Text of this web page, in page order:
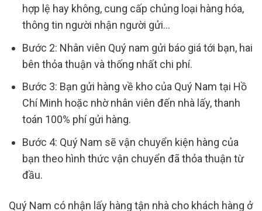
hợp lệ hay không, cung cấp chủng loại hàng hóa,
thông tin người nhận người gửi…
Bước 2: Nhân viên Quý nam gửi báo giá tới bạn, hai
bên thỏa thuận và thống nhất chi phí.
Bước 3: Bạn gửi hàng về kho của Quý Nam tại Hồ
Chí Minh hoặc nhờ nhân viên đến nhà lấy, thanh
toán 100% phí gửi hàng.
Bước 4: Quý Nam sẽ vận chuyển kiện hàng của
bạn theo hình thức vận chuyển đã thỏa thuận từ
đầu.
Quý Nam có nhận lấy hàng tận nhà cho khách hàng ở